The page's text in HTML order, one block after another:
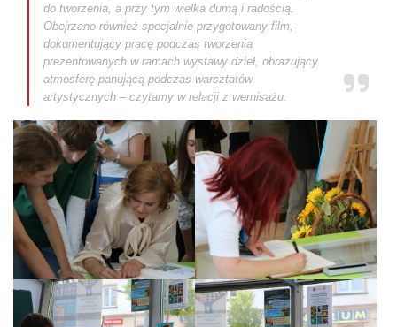
do tworzenia, a przy tym wielka dumą i radością.
Obejrzano również specjalnie przygotowany film,
dokumentujący pracę podczas tworzenia
prezentowanych w ramach wystawy dzieł, obrazujący
atmosferę panującą podczas warsztatów
artystycznych – czytamy w relacji z wernisażu.